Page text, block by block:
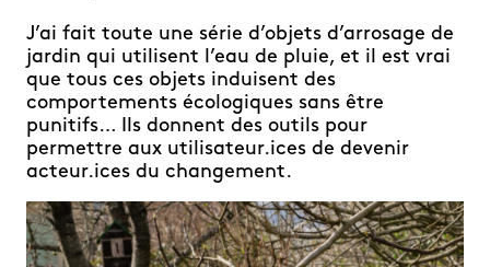
J’ai fait toute une série d’objets d’arrosage de
jardin qui utilisent l’eau de pluie, et il est vrai
que tous ces objets induisent des
comportements écologiques sans être
punitifs… Ils donnent des outils pour
permettre aux utilisateur.ices de devenir
acteur.ices du changement.